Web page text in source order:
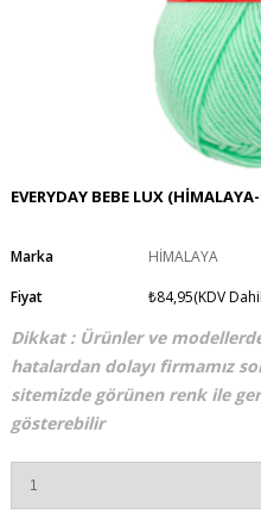
EVERYDAY BEBE LUX
Marka
HİMALAYA
Fiyat
₺84,95(KDV
Dikkat : Ürünler ve
hatalardan dolayı firmamız
sitemizde görünen renk ile
gösterebilir